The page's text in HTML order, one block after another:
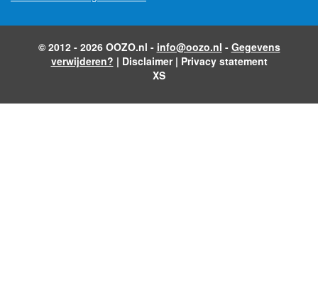
© 2012 - 2026 OOZO.nl - info@oozo.nl - Gegevens
verwijderen? | Disclaimer| Privacy statement
XS